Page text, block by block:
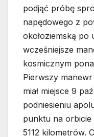
podjąć próbę
napędowego z
okołoziemską po
wcześniejsze
kosmicznym
Pierwszy
miał miejsce 9
podniesieniu
punktu na orbicie
5112 kilometrów.